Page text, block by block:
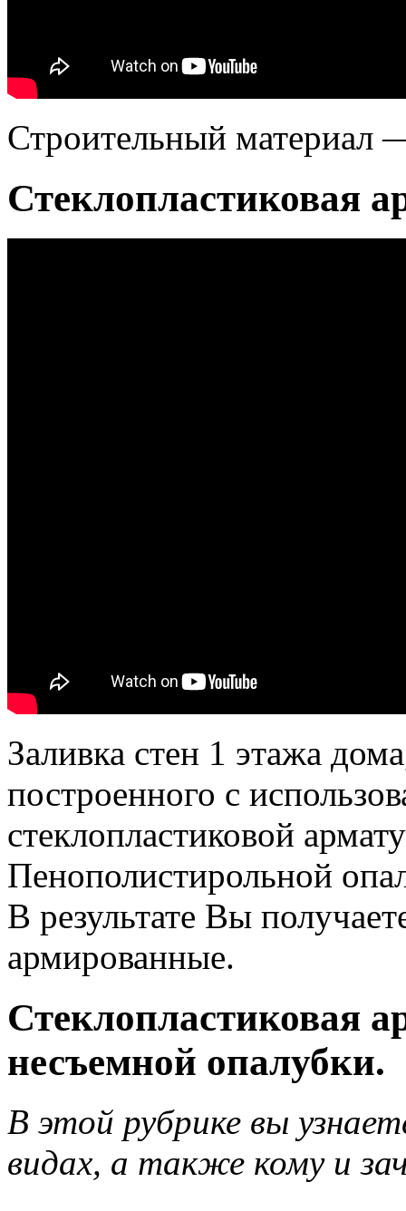
Строительный материал
Стеклопластиковая
Заливка стен 1 этажа
построенного с
стеклопластиковой
Пенополистирольной
В результате Вы
армированные.
Стеклопластиковая
несъемной опалубки.
В этой рубрике вы
видах, а также кому и